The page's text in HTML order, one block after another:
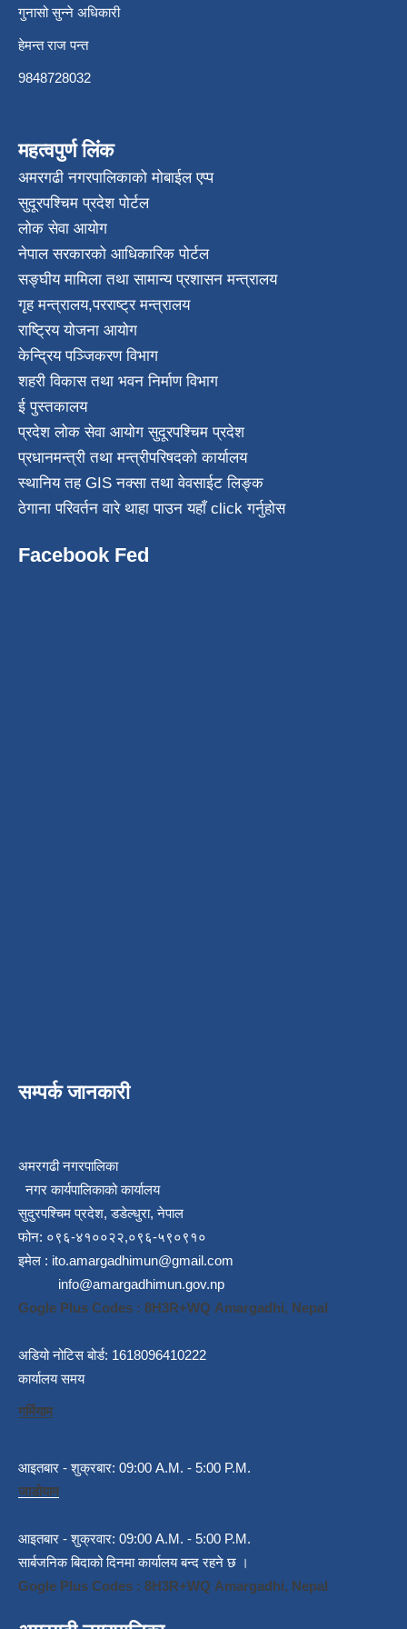
गुनासो सुन्ने अधिकारी
हेमन्त राज पन्त
9848728032
महत्वपुर्ण लिंक
अमरगढी नगरपालिकाको मोबाईल एप्प
सुदूरपश्चिम प्रदेश पोर्टल
लोक सेवा आयोग
नेपाल सरकारको आधिकारिक पोर्टल
सङ्घीय मामिला तथा सामान्य प्रशासन मन्त्रालय
गृह मन्त्रालय,परराष्ट्र मन्त्रालय
राष्ट्रिय योजना आयोग
केन्द्रिय पञ्जिकरण विभाग
शहरी विकास तथा भवन निर्माण विभाग
ई पुस्तकालय
प्रदेश लोक सेवा आयोग सुदूरपश्चिम प्रदेश
प्रधानमन्त्री तथा मन्त्रीपरिषदको कार्यालय
स्थानिय तह GIS नक्सा तथा वेवसाईट लिङ्क
ठेगाना परिवर्तन वारे थाहा पाउन यहाँ click गर्नुहोस
Facebook Fed
सम्पर्क जानकारी
अमरगढी नगरपालिका
नगर कार्यपालिकाको कार्यालय
सुदुरपश्चिम प्रदेश, डडेल्धुरा, नेपाल
फोन: ०९६-४१००२२,०९६-५९०९१०
इमेल : ito.amargadhimun@gmail.com
info@amargadhimun.gov.np
Gogle Plus Codes : 8H3R+WQ Amargadhi, Nepal
अडियो नोटिस बोर्ड: 1618096410222
कार्यालय समय
गर्मियाम
आइतबार - शुक्रबार: 09:00 A.M. - 5:00 P.M.
जाडोयाम
आइतबार - शुक्रवार: 09:00 A.M. - 5:00 P.M.
सार्बजनिक बिदाको दिनमा कार्यालय बन्द रहने छ ।
Gogle Plus Codes : 8H3R+WQ Amargadhi, Nepal